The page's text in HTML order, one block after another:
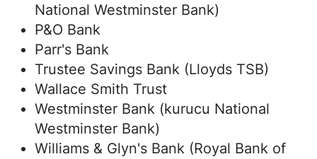
National Westminster Bank)
P&O Bank
Parr's Bank
Trustee Savings Bank (Lloyds TSB)
Wallace Smith Trust
Westminster Bank (kurucu National
Westminster Bank)
Williams & Glyn's Bank (Royal Bank of